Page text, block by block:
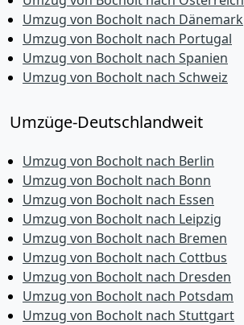
Umzug von Bocholt nach Dänemark
Umzug von Bocholt nach Portugal
Umzug von Bocholt nach Spanien
Umzug von Bocholt nach Schweiz
Umzüge-Deutschlandweit
Umzug von Bocholt nach Berlin
Umzug von Bocholt nach Bonn
Umzug von Bocholt nach Essen
Umzug von Bocholt nach Leipzig
Umzug von Bocholt nach Bremen
Umzug von Bocholt nach Cottbus
Umzug von Bocholt nach Dresden
Umzug von Bocholt nach Potsdam
Umzug von Bocholt nach Stuttgart